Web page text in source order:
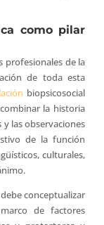
como pilar
profesionales de la
de toda esta
biopsicosocial
la historia
las observaciones
de la función
culturales,
conceptualizar
de factores